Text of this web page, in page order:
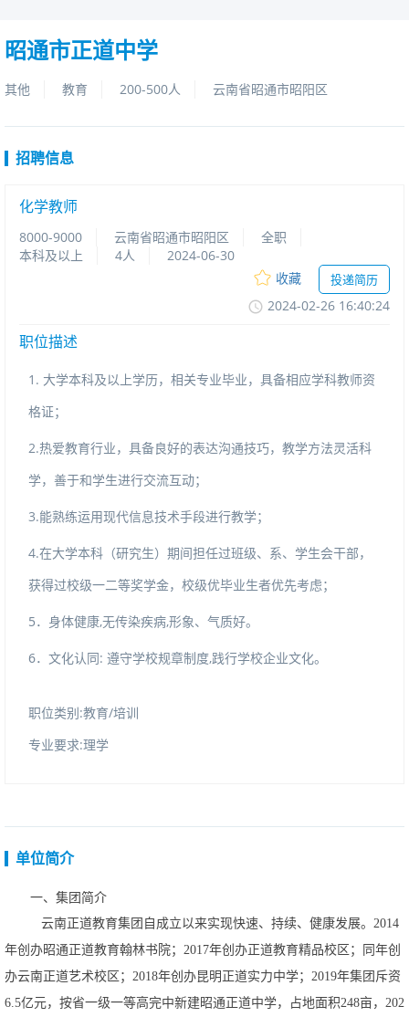
昭通市正道中学
其他 教育 200-500人 云南省昭通市昭阳区
招聘信息
化学教师
8000-9000 云南省昭通市昭阳区
全职
本科及以上
4人
2024-06-30
收藏
投递简历
2024-02-2616:40:24
职位描述
1.大学本科及以上学历，相关专业毕业，具备相应学科教师资
格证；
2.热爱教育行业，具备良好的表达沟通技巧，教学方法灵活科
学，善于和学生进行交流互动；
3.能熟练运用现代信息技术手段进行教学；
4.在大学本科（研究生）期间担任过班级、系、学生会干部，
获得过校级一二等奖学金，校级优毕业生者优先考虑；
5．身体健康,无传染疾病,形象、气质好。
6．文化认同:遵守学校规章制度,践行学校企业文化。
职位类别:教育/培训
专业要求:理学
单位简介
一、 集团简介
云南正道教育集团自成立以来实现快速、持续、健康发展。 2014
年创办昭通正道教育翰林书院；2017年创办正道教育精品校区；同年创
办云南正道艺术校区；2018年创办昆明正道实力中学；2019年集团斥资
6.5亿元，按省一级一等高完中新建昭通正道中学，占地面积248亩，202